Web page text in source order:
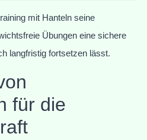
mit Hanteln seine
Übungen eine sichere
langfristig fortsetzen lässt.
für die